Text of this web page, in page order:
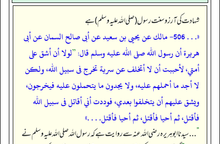
شہادت کی آرزو سنت رسول (صلی اللہ علیہ وسلم ) ہے
«. . . 506- مالك عن يحيى بن سعيد عن أبى صالح السمان عن أبى
هريرة أن رسول الله صلى الله عليه وسلم قال:”لولا أن أشق على
أمتي، لأحببت أن لا أتخلف عن سرية تخرج فى سبيل الله، ولكن
لا أجد ما أحملهم عليه، ولا يجدون ما يتحملون عليه فيخرجون،
ويشق عليهم أن يتخلفوا بعدي، فوددت أني أقاتل فى سبيل الله
فأقتل، ثم أحيا فأقتل، ثم أحيا فأقتل. . . .»
”. . . سیدنا ابوہریرہ رضی اللہ عنہ سے روایت ہے کہ رسول اللہ صلی اللہ علیہ وسلم نے